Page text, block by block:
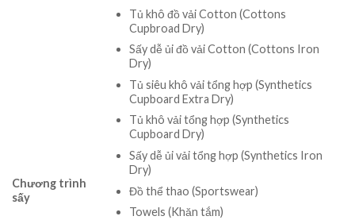
Chương trình
sấy
Tủ khô đồ vải Cotton (Cottons
Cupbroad Dry)
Sấy dễ ủi đồ vải Cotton (Cottons Iron
Dry)
Tủ siêu khô vải tổng hợp (Synthetics
Cupboard Extra Dry)
Tủ khô vải tổng hợp (Synthetics
Cupboard Dry)
Sấy dễ ủi vải tổng hợp (Synthetics Iron
Dry)
Đồ thể thao (Sportswear)
Towels (Khăn tắm)